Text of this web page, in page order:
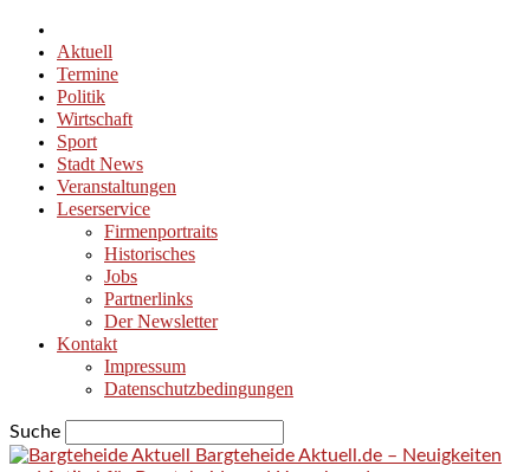
Aktuell
Termine
Politik
Wirtschaft
Sport
Stadt News
Veranstaltungen
Leserservice
Firmenportraits
Historisches
Jobs
Partnerlinks
Der Newsletter
Kontakt
Impressum
Datenschutzbedingungen
Suche
Bargteheide Aktuell.de – Neuigkeiten